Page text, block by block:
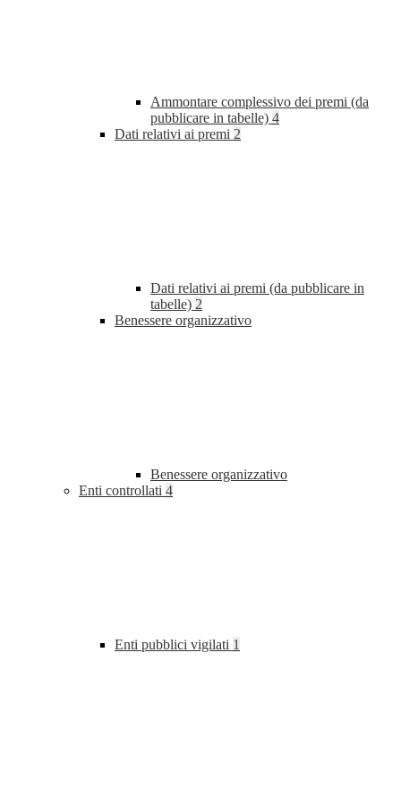
Ammontare complessivo dei premi (da
pubblicare in tabelle) 4
Dati relativi ai premi 2
Dati relativi ai premi (da pubblicare in
tabelle) 2
Benessere organizzativo
Benessere organizzativo
Enti controllati 4
Enti pubblici vigilati 1